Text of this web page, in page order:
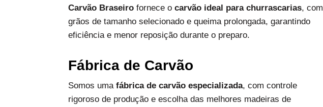
Carvão Braseiro fornece ocarvão ideal para churrascarias, com
grãos de tamanho selecionado e queima prolongada, garantindo
eficiência e menor reposição durante o preparo.
Fábrica de Carvão
Somos umafábrica de carvão especializada, com controle
rigoroso de produção e escolha das melhores madeiras de